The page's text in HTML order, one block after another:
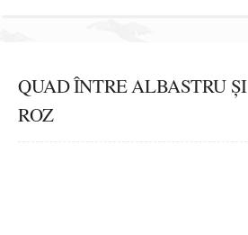
QUAD ÎNTRE ALBASTRU ȘI
ROZ